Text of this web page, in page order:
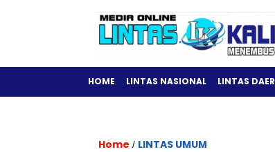
HOME LINTAS NASIONAL LINTAS
Home / LINTAS UMUM